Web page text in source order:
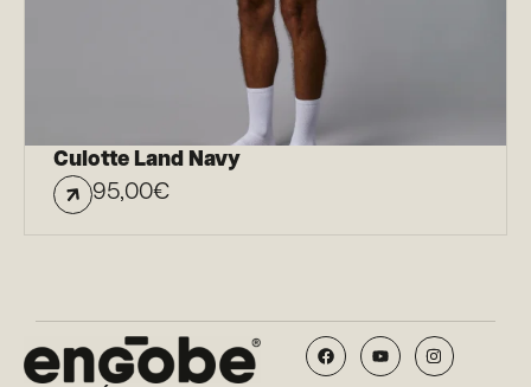
Culotte Land Navy
95,00€